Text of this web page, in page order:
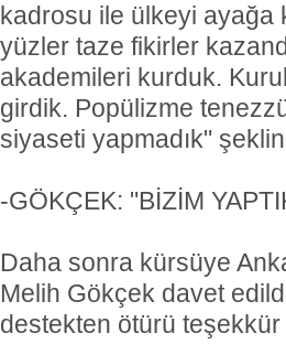
kadrosu ile ülkeyi ayağa
yüzler taze fikirler
akademileri kurduk.
girdik. Popülizme
siyaseti yapmadık"
-GÖKÇEK: "BİZİM
Daha sonra kürsüye
Melih Gökçek davet
destekten ötürü teşekkür